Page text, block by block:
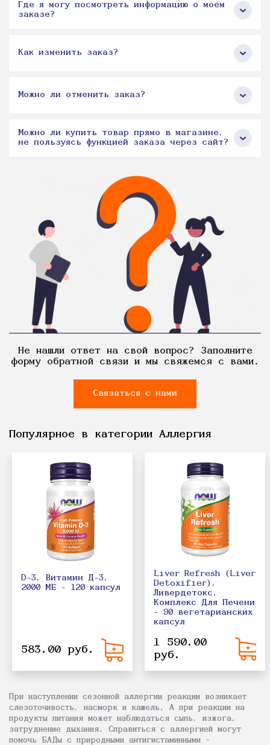
Где я могу посмотреть информацию о моем
заказе?
Как изменить заказ?
Можно ли отменить заказ?
Можно ли купить товар прямо в магазине,
не пользуясь функцией заказа через сайт?
Не нашли ответ на свой вопрос? Заполните
форму обратной связи и мы свяжемся с вами.
Связаться с нами
Популярное в категории Аллергия
D-3, Витамин Д-3,
2000 МЕ - 120 капcул
583.00 руб.
Liver Refresh (Liver
Detoxifier),
Ливердетокс,
Комплекс Для Печени
- 90 вегетарианских
капсул
1 590.00
руб.
При наступлении сезонной аллергии реакции возникает
слезоточивость, насморк и кашель. А при реакции на
продукты питания может наблюдаться сыпь, изжога,
затруднение дыхания. Справиться с аллергией могут
помочь БАДы с природными антигистаминными –